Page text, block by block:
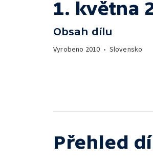
1. května
Obsah dílu
Vyrobeno 2010 • Slovensko
Přehled